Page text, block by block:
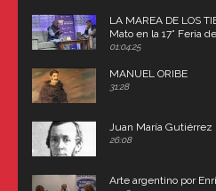
LA MAREA DE LOS
Mato en la 17° Feria
(Uruguay)
01:04:25
MANUEL ORIBE
31:28
Juan María Gutiérrez
26:08
Arte argentino por